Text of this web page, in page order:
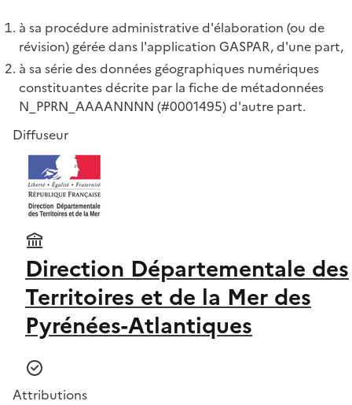
à sa procédure administrative d'élaboration (ou de
révision) gérée dans l'application GASPAR, d'une part,
à sa série des données géographiques numériques
constituantes décrite par la fiche de métadonnées
N_PPRN_AAAANNNN (#0001495) d'autre part.
Diffuseur
Direction Départementale des
Territoires et de la Mer des
Pyrénées-Atlantiques
Attributions